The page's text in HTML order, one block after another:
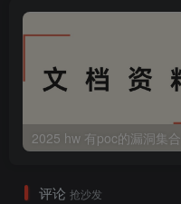
2025 hw 有poc的漏洞集合
评论 抢沙发